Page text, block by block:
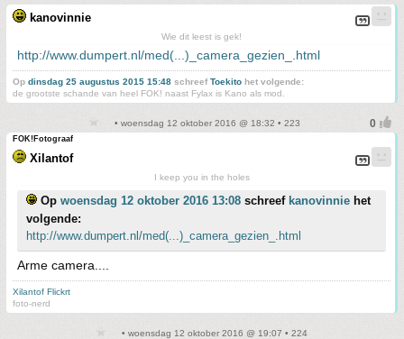
kanovinnie
Wie dit leest is gek!
http://www.dumpert.nl/med(...)_camera_gezien_.html
Op dinsdag 25 augustus 2015 15:48 schreefToekito het volgende:
de grootste schande van heel FOK! naast Fylax is Kano als mod.
• woensdag 12 oktober 2016 @ 18:32 • 223
FOK!Fotograaf
Xilantof
I keep you in the holes
Op woensdag 12 oktober 2016 13:08 schreef kanovinnie het
volgende:
http://www.dumpert.nl/med(...)_camera_gezien_.html
Arme camera....
Xilantof Flickrt
foto-nerd
• woensdag 12 oktober 2016 @ 19:07 • 224